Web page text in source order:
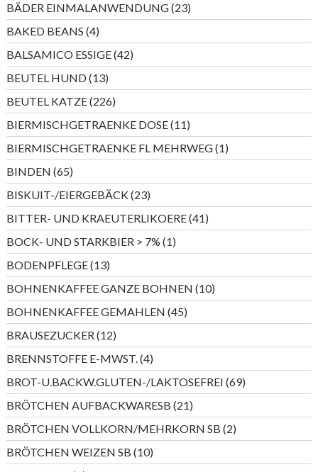
BÄDER EINMALANWENDUNG 2323
Produkte
BAKED BEANS 44
Produkte
BALSAMICO ESSIGE 4242
Produkte
BEUTEL HUND 1313
Produkte
BEUTEL KATZE 226226
Produkte
BIERMISCHGETRAENKE DOSE 1111
Produkte
BIERMISCHGETRAENKE FL MEHRWEG 11
Produkt
BINDEN 6565
Produkte
BISKUIT-/EIERGEBÄCK 2323
Produkte
BITTER- UND KRAEUTERLIKOERE 4141
Produkte
BOCK- UND STARKBIER > 7% 11
Produkt
BODENPFLEGE 1313
Produkte
BOHNENKAFFEE GANZE BOHNEN 1010
Produkte
BOHNENKAFFEE GEMAHLEN 4545
Produkte
BRAUSEZUCKER 1212
Produkte
BRENNSTOFFE E-MWST. 44
Produkte
BROT-U.BACKW.GLUTEN-/LAKTOSEFREI 6969
Produkte
BRÖTCHEN AUFBACKWARESB 2121
Produkte
BRÖTCHEN VOLLKORN/MEHRKORN SB 22
Produkte
BRÖTCHEN WEIZEN SB 1010
Produkte